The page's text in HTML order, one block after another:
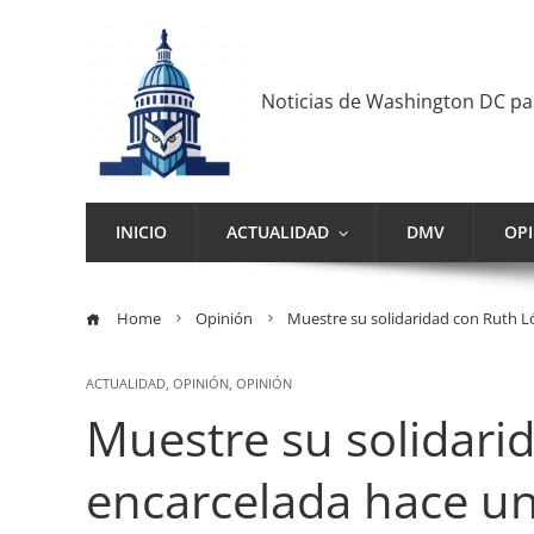
Noticias de Washington DC
INICIO ACTUALIDAD DMV
Home Opinión Muestre su solidaridad con Ruth
ACTUALIDAD, OPINIÓN, OPINIÓN
Muestre su
encarcelada hace